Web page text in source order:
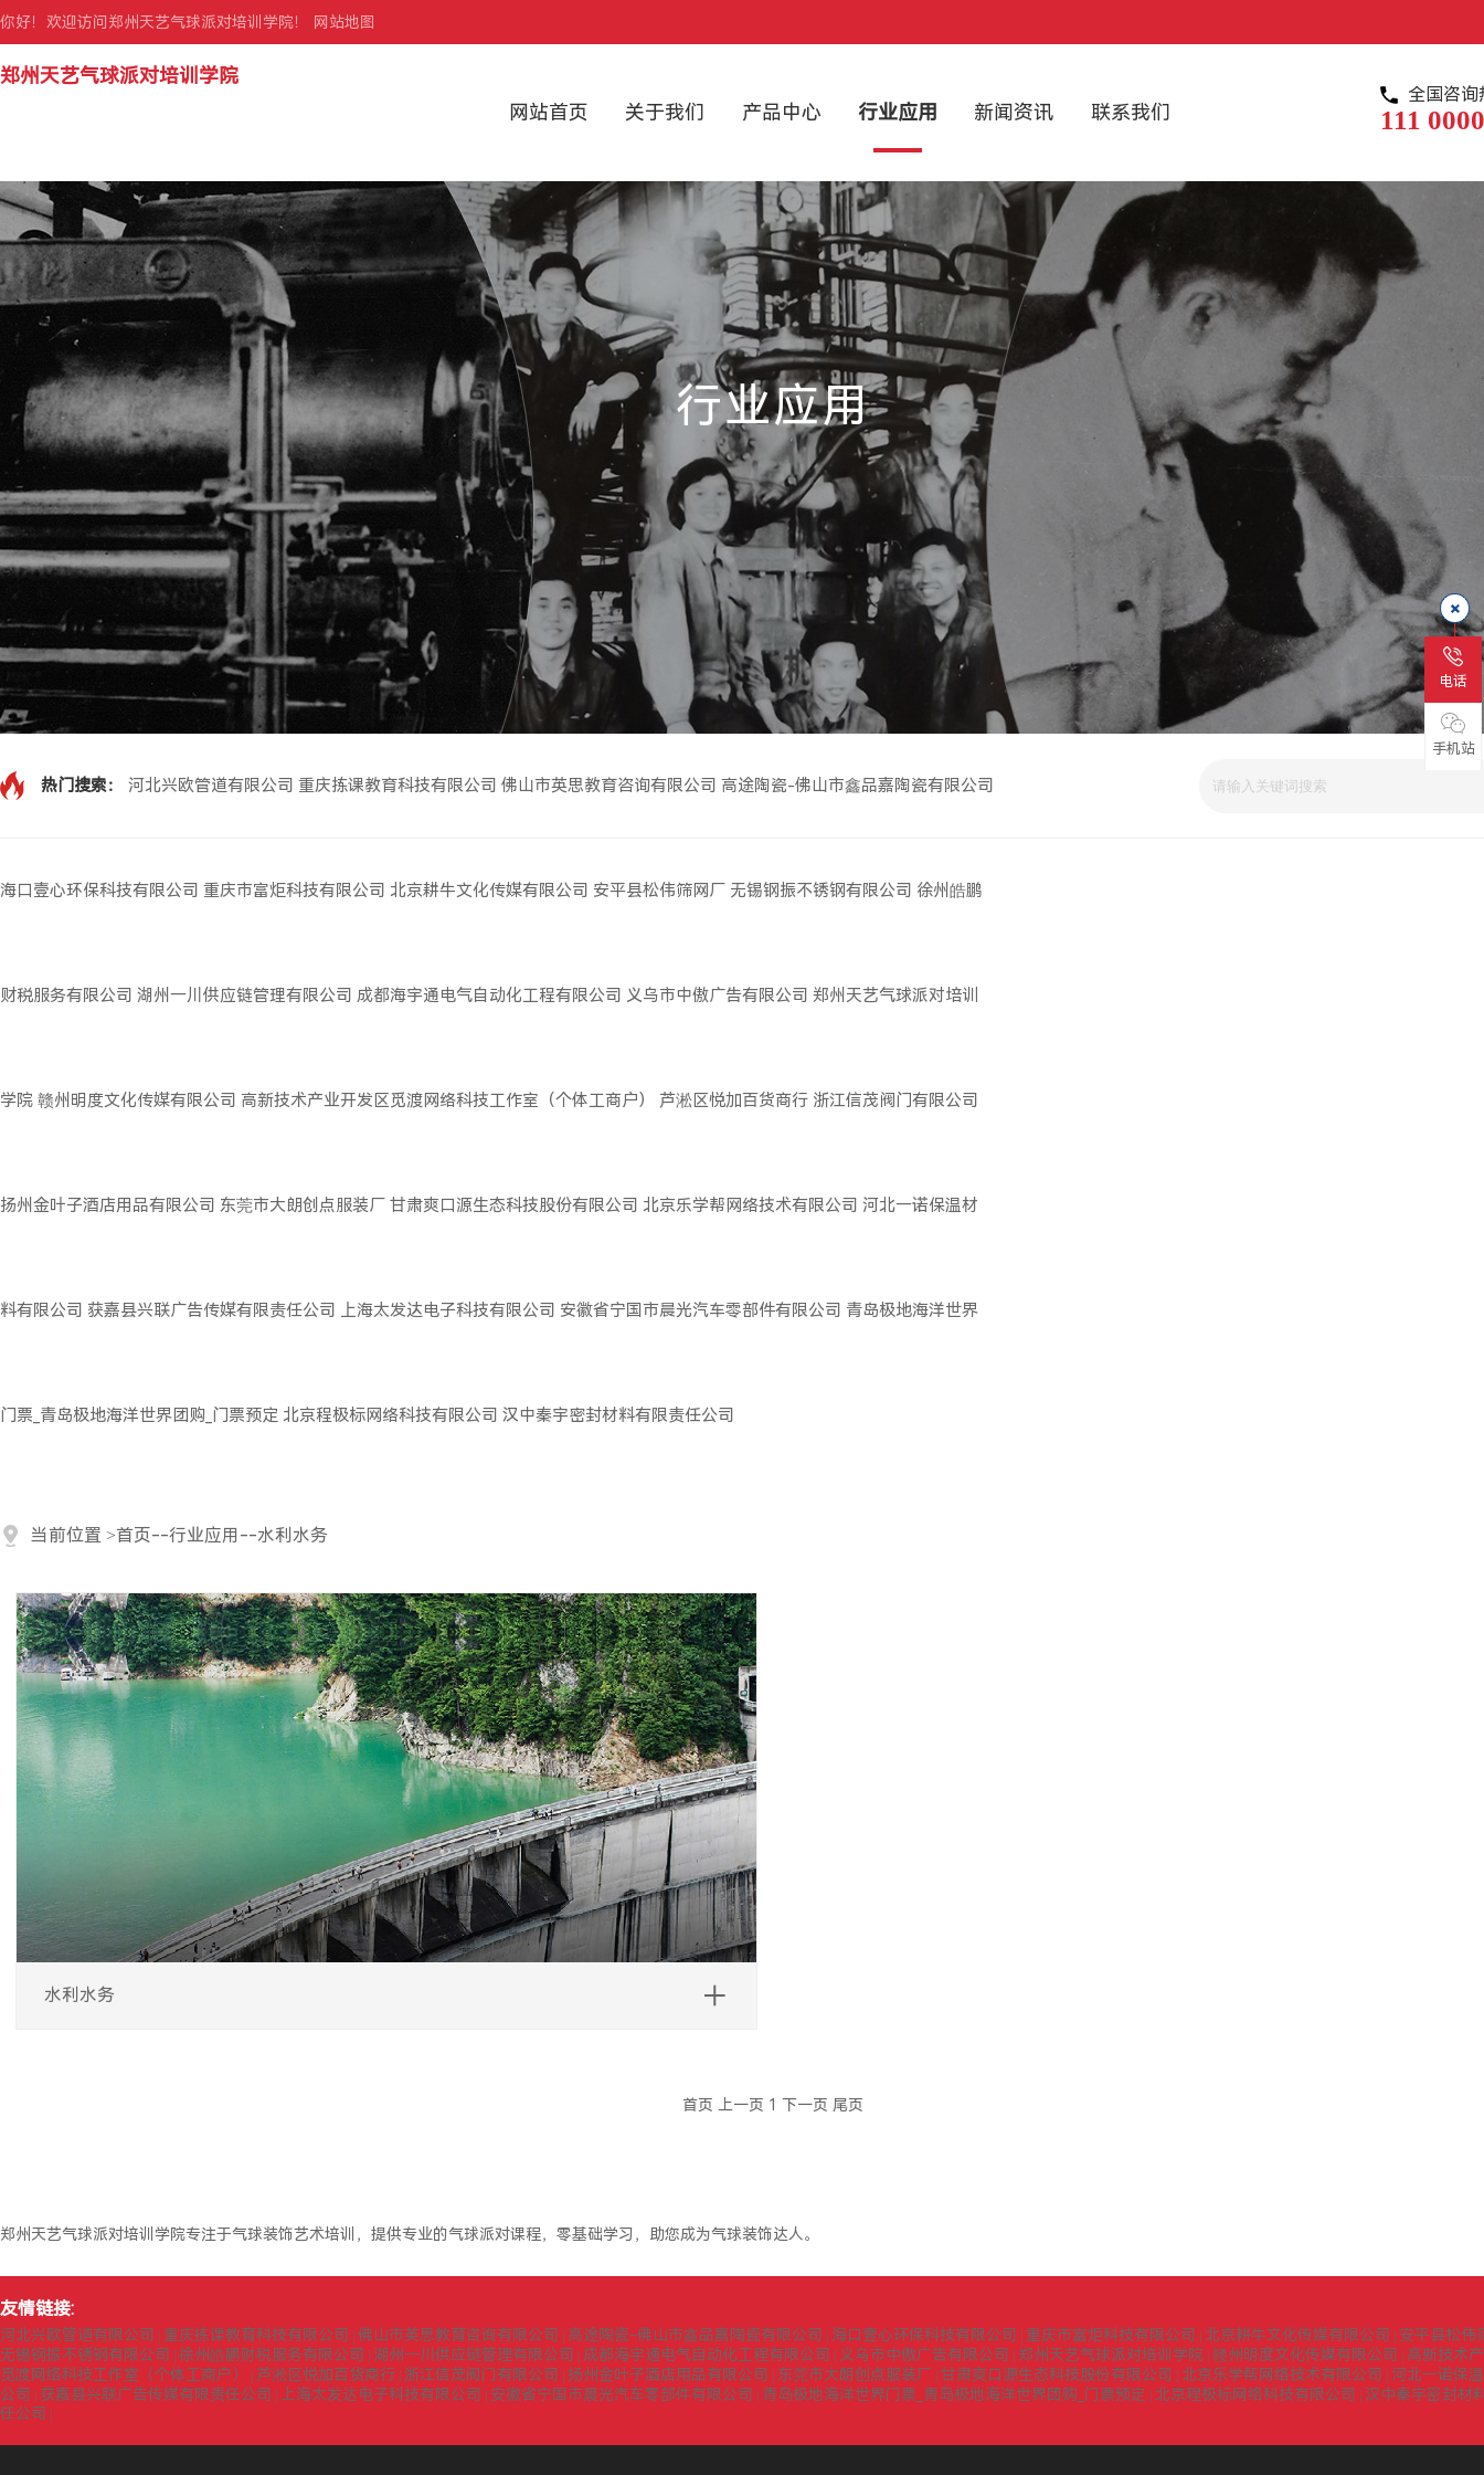
你好！欢迎访问郑州天艺气球派对培训学院！ 网站地图
郑州天艺气球派对培训学院
网站首页
关于我们 产品中心 行业应用 新闻资讯 联系我们
全国咨询
111
行业应用
热门搜索： 河北兴欧管道有限公司 重庆拣课教育科技有限公司 佛山市英思教育咨询有限公司 高途陶瓷-佛山市鑫品嘉陶瓷有限公司
海口壹心环保科技有限公司 重庆市富炬科技有限公司 北京耕牛文化传媒有限公司 安平县松伟筛网厂 无锡钢振不锈钢有限公司 徐州皓鹏
财税服务有限公司 湖州一川供应链管理有限公司 成都海宇通电气自动化工程有限公司 义乌市中傲广告有限公司 郑州天艺气球派对培训
学院 赣州明度文化传媒有限公司 高新技术产业开发区觅渡网络科技工作室（个体工商户） 芦淞区悦加百货商行 浙江信茂阀门有限公司
扬州金叶子酒店用品有限公司 东莞市大朗创点服装厂 甘肃爽口源生态科技股份有限公司 北京乐学帮网络技术有限公司 河北一诺保温材
料有限公司 获嘉县兴联广告传媒有限责任公司 上海太发达电子科技有限公司 安徽省宁国市晨光汽车零部件有限公司 青岛极地海洋世界
门票_青岛极地海洋世界团购_门票预定 北京程极标网络科技有限公司 汉中秦宇密封材料有限责任公司
当前位置 >首页--行业应用 --水利水务
水利水务
首页 上一页 1 下一页 尾页
郑州天艺气球派对培训学院专注于气球装饰艺术培训，提供专业的气球派对课程，零基础学习，助您成为气球装饰达人。
友情链接:
河北兴欧管道有限公司 重庆拣课教育科技有限公司 佛山市英思教育咨询有限公司 高途陶瓷-佛山市鑫品嘉陶瓷有限公司 海口壹心环保科技有限公司 重庆市富炬科技有限公司 北京耕牛文化传媒有限公司
安平县松伟
无锡钢振不锈钢有限公司
徐州皓鹏财税服务有限公司 湖州一川供应链管理有限公司 成都海宇通电气自动化工程有限公司 义乌市中傲广告有限公司 郑州天艺气球派对培训学院 赣州明度文化传媒有限公司
高新技术
觅渡网络科技工作室（个体工商户）
芦淞区悦加百货商行 浙江信茂阀门有限公司 扬州金叶子酒店用品有限公司 东莞市大朗创点服装厂 甘肃爽口源生态科技股份有限公司 北京乐学帮网络技术有限公司
河北一诺保
公司
获嘉县兴联广告传媒有限责任公司 上海太发达电子科技有限公司 安徽省宁国市晨光汽车零部件有限公司 青岛极地海洋世界门票_青岛极地海洋世界团购_门票预定 北京程极标网络科技有限公司
汉中秦宇密封材
任公司
电话
手机站